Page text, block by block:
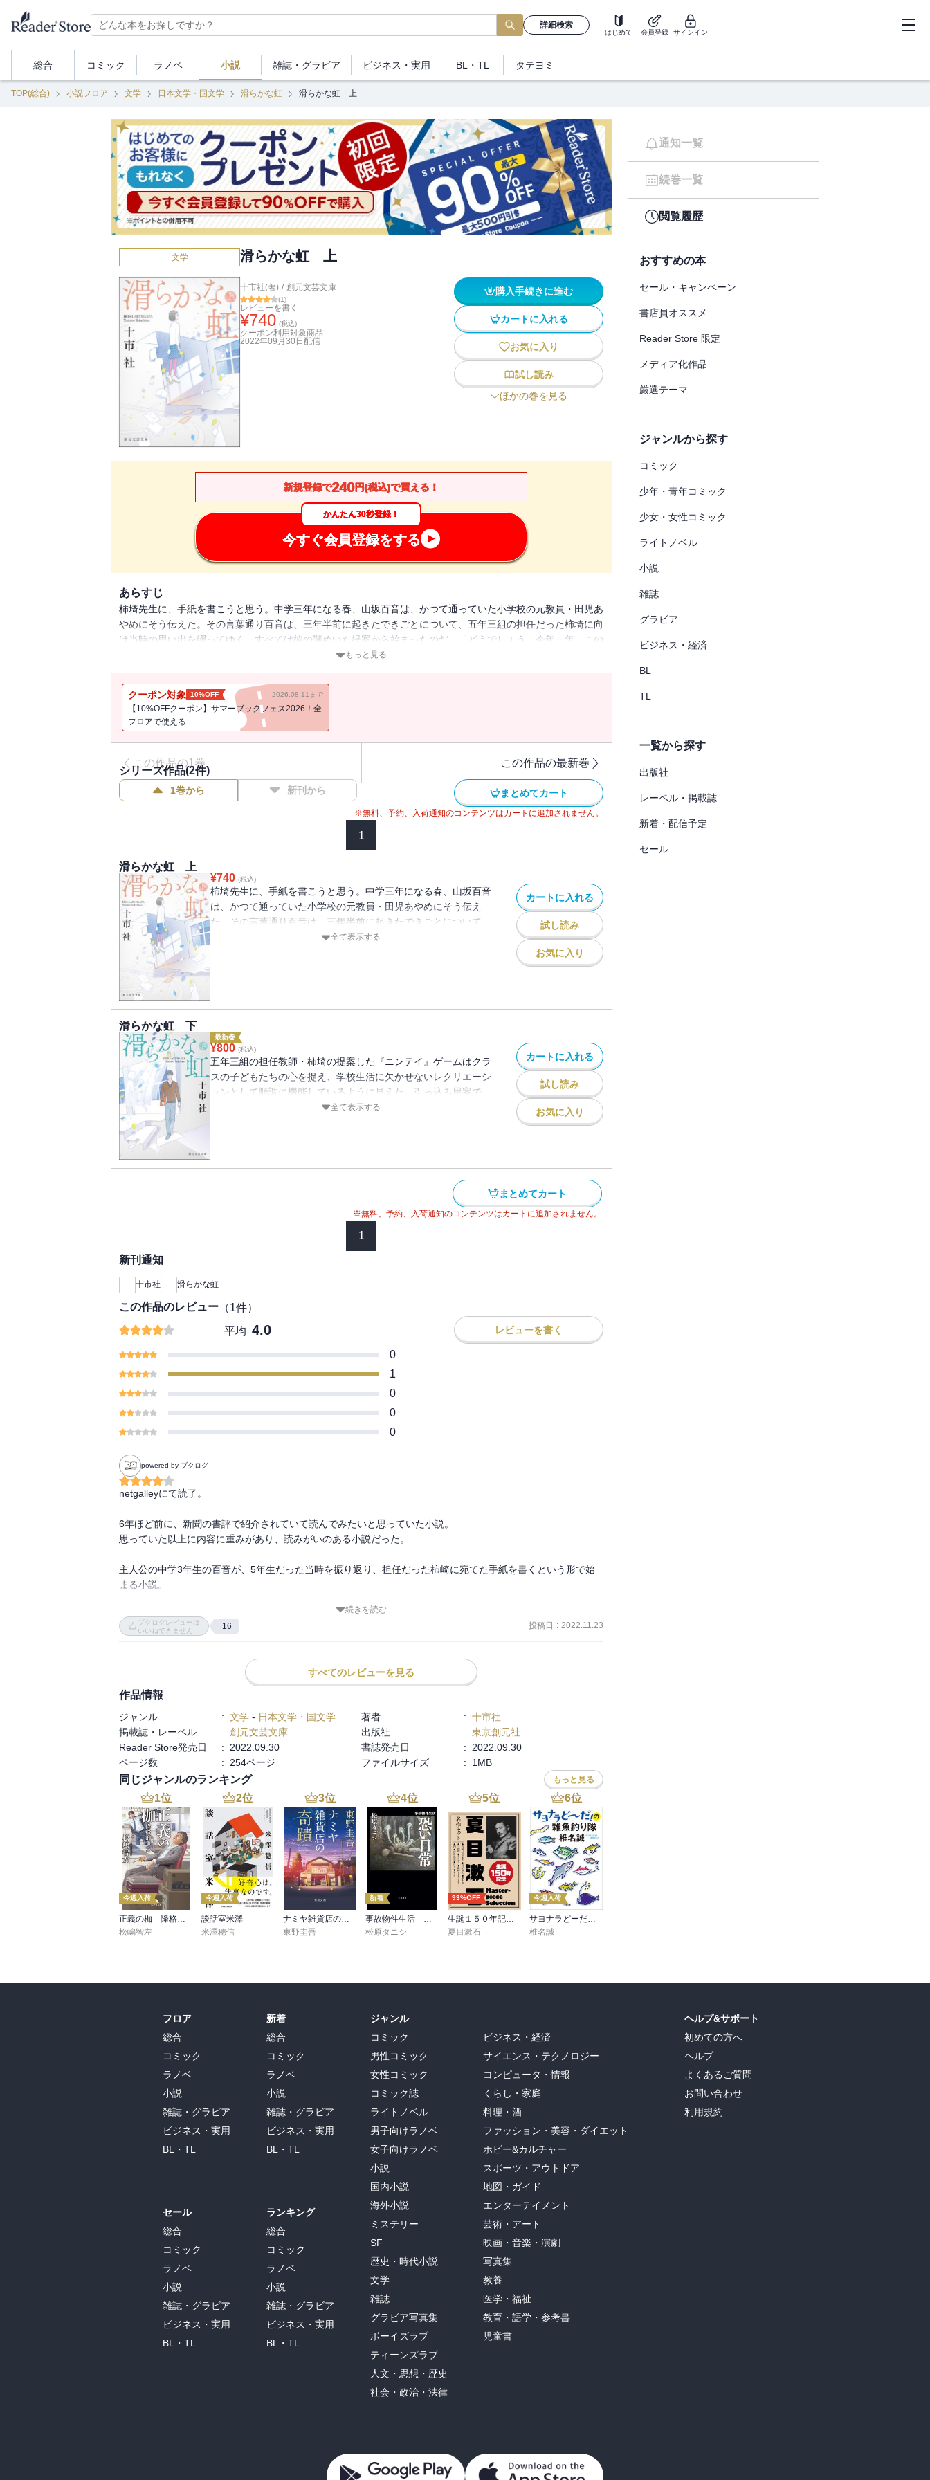
詳細検索
はじめて 会員登録 サインイン
総合 コミック ラノベ 小説 雑誌・ グラビア ビジネス ・実用 BL・TL タテヨミ
TOP(総合) 小説フロア 文学 日本文学・国文学 滑らかな虹 滑らかな虹 上
文学 滑らかな虹 上
十市社(著) / 創元文芸文庫
(1)
レビューを書く
¥740 (税込)
クーポン利用対象商品
2022年09月30日 配信
購入手続きに進む
カートに入れる
お気に入り
試し読み
ほかの巻を見る
新規登録で240円(税込)で買える！
かんたん30秒登録！
今すぐ会員登録をする
あらすじ
柿埼先生に、手紙を書こうと思う。中学三年になる春、山坂百音は、かつて通っていた小学校の元教員・田児あ
やめにそう伝えた。その言葉通り百音は、三年半前に起きたできごとについて、五年三組の担任だった柿埼に向
け当時の思い出を綴ってゆく。すべては彼の謎めいた提案から始まったのだ。「どうでしょう。今年一年、この
クラスのみんなでゲームをしませんか？」――『ニンテイ』と名づけられた、柿埼の考案した奇妙なゲーム。そ
もっと見る
クーポン対象 10%OFF 2026.08.11まで
【10%OFFクーポン】サマーブックフェス2026！全
フロアで使える
この作品の1巻 この作品の最新巻
シリーズ作品(2件)
1巻から 新刊から まとめてカート
※無料、予約、入荷通知のコンテンツはカートに追加されません。
1
滑らかな虹 上
¥740 (税込)
柿埼先生に、手紙を書こうと思う。中学三年になる春、山坂百音
は、かつて通っていた小学校の元教員・田児あやめにそう伝え
た。その言葉通り百音は、三年半前に起きたできごとについて、
五年三組の担任だった柿埼に向け当時の思い出を綴ってゆく。す
なかった。
全て表示する
カートに入れる
試し読み
お気に入り
滑らかな虹 下
最新巻
¥800 (税込)
五年三組の担任教師・柿埼の提案した『ニンテイ』ゲームはクラ
スの子どもたちの心を捉え、学校生活に欠かせないレクリエーシ
ョンとして順調に機能しているように見えた。引っ込み思案で
『ニンテイ』を忌避していた百音も、親友となった香住の励まし
す。最後の〈ゲーム〉が行なわれたあの日、夜の校舎で何が起き
たかを。圧倒的筆力で描ききった渾身の傑作長編。／解説＝瀧井
全て表示する
カートに入れる
試し読み
お気に入り
まとめてカート
※無料、予約、入荷通知のコンテンツはカートに追加されません。
1
新刊通知
十市社 滑らかな虹
この作品のレビュー （1件）
平均 4.0 レビューを書く
0
1
0
0
0
powered by ブクログ
netgalleyにて読了。
6年ほど前に、新聞の書評で紹介されていて読んでみたいと思っていた小説。
思っていた以上に内容に重みがあり、読みがいのある小説だった。
主人公の中学3年生の百音が、5年生だった当時を振り返り、担任だった柿崎に宛てた手紙を書くという形で始
まる小説。
小学5年は、微妙な年齢だ。
の力関係やイジメの問題も起こりやすい。しかし低学年と違って、表から見えにくいことが多いのも事実だ。
教師が管理し、上から押さえるのではなく、自分達の中で解決を図る力を養わせるために柿崎が考えたのは「ニ
ンテイ」という名のゲーム。
運が生まれてきつつあった…。
読んでいると、小学5年生ってこんな感じだったな、と思い出される。
子どものようでいて、自立の芽もきちんと育ってきている。
途中から不穏な空気が流れ始め、緊迫する場面が続く。
最後に中学3年の百音が再び登場するが、その成長した姿に、見守ってきた保護者のような気持ちにさせられ
る。
決して話を丸く収めない、作者の筆致にも感服した。
小学校が舞台の話だが、中学生でも読む子を選ぶ内容だと思う。
2022.10
続きを読む
ブクログレビューは
いいねできません
16 投稿日 : 2022.11.23
すべてのレビューを見る
作品情報
ジャンル : 文学 - 日本文学・国文学 著者 : 十市社
掲載誌・レーベル
: 創元文芸文庫 出版社 : 東京創元社
Reader Store発売日
: 2022.09.30 書誌発売日 :
2022.09.30
ページ数
: 254ページ ファイルサイズ : 1MB
同じジャンルのランキング もっと見る
1位
今週入荷
正義の枷 降格刑事2
松嶋智左
2位
今週入荷
談話室米澤
米澤穂信
3位
ナミヤ雑貨店の奇蹟
東野圭吾
4位
新着
事故物件生活 恐い日常
松原タニシ
5位
93%OFF
生誕１５０年記念 夏目漱石 名作セット
夏目漱石
6位
今週入荷
サヨナラどーだ！の雑魚釣り隊
椎名誠
通知一覧
続巻一覧
閲覧履歴
おすすめの本
セール・キャンペーン
書店員オススメ
Reader Store 限定
メディア化作品
厳選テーマ
ジャンルから探す
コミック
少年・青年コミック
少女・女性コミック
ライトノベル
小説
雑誌
グラビア
ビジネス・経済
BL
TL
一覧から探す
出版社
レーベル・掲載誌
新着・配信予定
セール
フロア
総合
コミック
ラノベ
小説
雑誌・グラビア
ビジネス・実用
BL・TL
セール
総合
コミック
ラノベ
小説
雑誌・グラビア
ビジネス・実用
BL・TL
新着
総合
コミック
ラノベ
小説
雑誌・グラビア
ビジネス・実用
BL・TL
ランキング
総合
コミック
ラノベ
小説
雑誌・グラビア
ビジネス・実用
BL・TL
ジャンル
コミック
男性コミック
女性コミック
コミック誌
ライトノベル
男子向けラノベ
女子向けラノベ
小説
国内小説
海外小説
ミステリー
SF
歴史・時代小説
文学
雑誌
グラビア写真集
ボーイズラブ
ティーンズラブ
人文・思想・歴史
社会・政治・法律
ビジネス・経済
サイエンス・テクノロジー
コンピュータ・情報
くらし・家庭
料理・酒
ファッション・美容・ダイエット
ホビー&カルチャー
スポーツ・アウトドア
地図・ガイド
エンターテイメント
芸術・アート
映画・音楽・演劇
写真集
教養
医学・福祉
教育・語学・参考書
児童書
ヘルプ&サポート
初めての方へ
ヘルプ
よくあるご質問
お問い合わせ
利用規約